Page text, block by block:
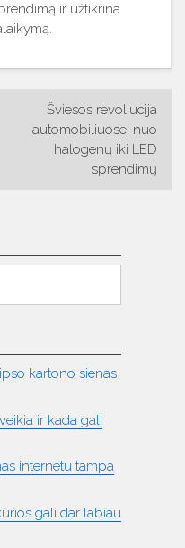
ir užtikrina
Šviesos revoliucija
automobiliuose: nuo
halogenų iki LED
sprendimų
Ieškoti
kartono sienas
ir kada gali
internetu tampa
gali dar labiau